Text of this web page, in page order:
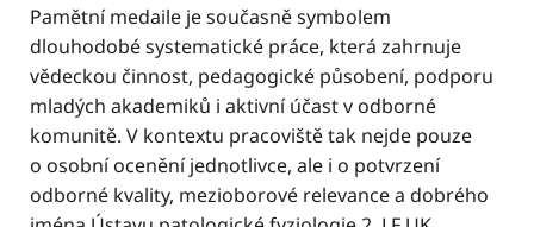
Pamětní medaile je současně symbolem
dlouhodobé systematické práce, která zahrnuje
vědeckou činnost, pedagogické působení, podporu
mladých akademiků i aktivní účast v odborné
komunitě. V kontextu pracoviště tak nejde pouze
o osobní ocenění jednotlivce, ale i o potvrzení
odborné kvality, mezioborové relevance a dobrého